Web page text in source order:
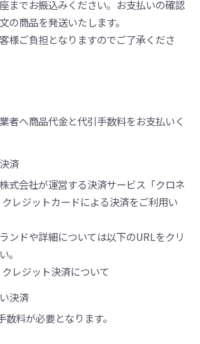
までお振込みください。お支払いの確認
の商品を発送いたします。
様ご負担となりますのでご了承くださ
者へ商品代金と代引手数料をお支払いく
済
式会社が運営する決済サービス「クロネ
レジットカードによる決済をご利用い
ンドや詳細については以下のURLをクリ
。
レジット決済について
決済
料が必要となります。